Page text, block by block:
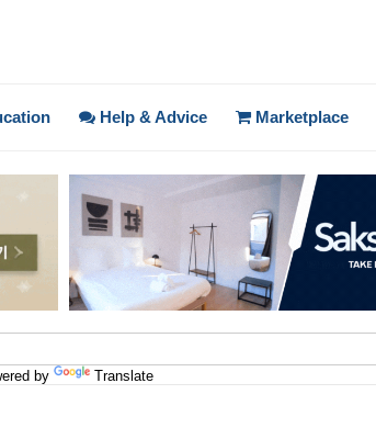
Help & Advice Marketplace
by Translate